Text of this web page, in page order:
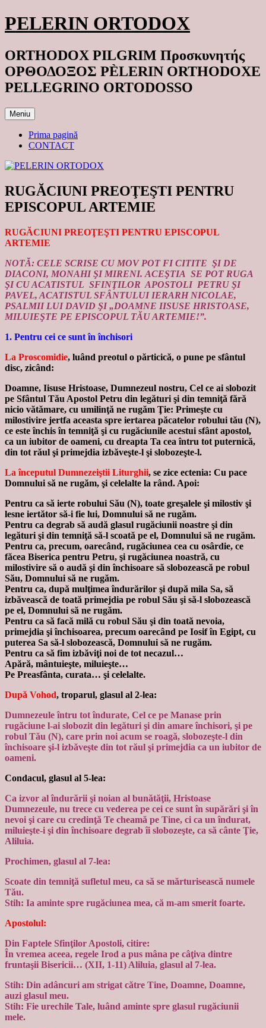
Sari
la
PELERIN ORTODOX
ORTHODOX PILGRIM Προσκυνητής
ΟΡΘΟΔΟΞΟΣ PÈLERIN ORTHODOXE
PELLEGRINO ORTODOSSO
Meniu
Prima pagină
CONTACT
RUGĂCIUNI PREOŢEŞTI PENTRU
EPISCOPUL ARTEMIE
RUGĂCIUNI PREOŢEŞTI PENTRU EPISCOPUL
ARTEMIE
NOTĂ: CELE SCRISE CU MOV POT FI CITITE ŞI DE
DIACONI, MONAHI ŞI MIRENI. ACEŞTIA SE POT RUGA
ŞI CU ACATISTUL SFINŢILOR APOSTOLI PETRU ŞI
PAVEL, ACATISTUL SFÂNTULUI IERARH NICOLAE,
PSALMII LUI DAVID ŞI „DOAMNE IISUSE HRISTOASE,
MILUIEŞTE PE EPISCOPUL TĂU ARTEMIE!”.
1. Pentru cei ce sunt în închisori
La Proscomidie, luând preotul o părticică, o pune pe sfântul
disc, zicând:
Doamne, Iisuse Hristoase, Dumnezeul nostru, Cel ce ai slobozit
pe Sfântul Tău Apostol Petru din legături şi din temniţă fără
nicio vătămare, cu umilinţă ne rugăm Ţie: Primeşte cu
milostivire jertfa aceasta spre iertarea păcatelor robului tău (N),
ce este închis în temniţă şi cu rugăciunile acestui sfânt apostol,
ca un iubitor de oameni, cu dreapta Ta cea întru tot puternică,
din tot răul şi primejdia izbăveşte-l şi slobozeşte-l.
La începutul Dumnezeiştii Liturghii, se zice ectenia: Cu pace
Domnului să ne rugăm, şi celelalte la rând. Apoi:
Pentru ca să ierte robului Său (N), toate greşalele şi milostiv şi
lesne iertător să-i fie lui, Domnului să ne rugăm.
Pentru ca degrab să audă glasul rugăciunii noastre şi din
legături şi din temniţă să-l scoată pe el, Domnului să ne rugăm.
Pentru ca, precum, oarecând, rugăciunea cea cu osârdie, ce
făcea Biserica pentru Petru, şi rugăciunea noastră, cu
milostivire să o audă şi din închisoare să slobozească pe robul
Său, Domnului să ne rugăm.
Pentru ca, după mulţimea îndurărilor şi după mila Sa, să
izbăvească de toată primejdia pe robul Său şi să-l slobozească
pe el, Domnului să ne rugăm.
Pentru ca să facă milă cu robul Său şi din toată nevoia,
primejdia şi închisoarea, precum oarecând pe Iosif în Egipt, cu
puterea Sa să-l slobozească, Domnului să ne rugăm.
Pentru ca să fim izbăviţi noi de tot necazul…
Apără, mântuieşte, miluieşte…
Pe Preasfânta, curata… şi celelalte.
După Vohod, troparul, glasul al 2-lea:
Dumnezeule întru tot îndurate, Cel ce pe Manase prin
rugăciune l-ai slobozit din legături şi din amare închisori, şi pe
robul Tău (N), care prin noi acum se roagă, slobozeşte-l din
închisoare şi-l izbăveşte din tot răul şi primejdia ca un iubitor de
oameni.
Condacul, glasul al 5-lea:
Ca izvor al îndurării şi noian al bunătăţii, Hristoase
Dumnezeule, nu trece cu vederea pe cei ce sunt în supărări şi în
nevoi şi care cu credinţă Te cheamă pe Tine, ci ca un îndurat,
miluieşte-i şi din închisoare degrab îi slobozeşte, ca să cânte Ţie,
Aliluia.
Prochimen, glasul al 7-lea:
Scoate din temniţă sufletul meu, ca să se mărturisească numele
Tău.
Stih: Ia aminte spre rugăciunea mea, că m-am smerit foarte.
Apostolul:
Din Faptele Sfinţilor Apostoli, citire:
În vremea aceea, regele Irod a pus mâna pe câţiva dintre
fruntaşii Bisericii… (XII, 1-11) Aliluia, glasul al 7-lea.
Stih: Din adâncuri am strigat către Tine, Doamne, Doamne,
auzi glasul meu.
Stih: Fie urechile Tale, luând aminte spre glasul rugăciunii
mele.